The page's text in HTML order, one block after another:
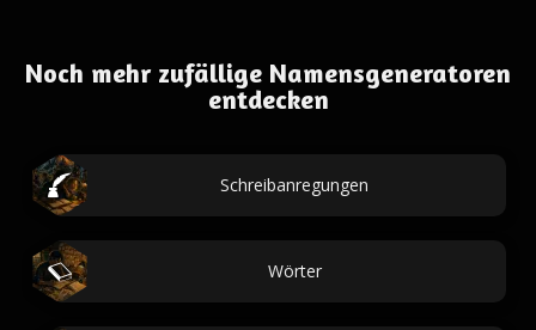
Noch mehr zufällige Namensgeneratoren
entdecken
Schreibanregungen
Wörter